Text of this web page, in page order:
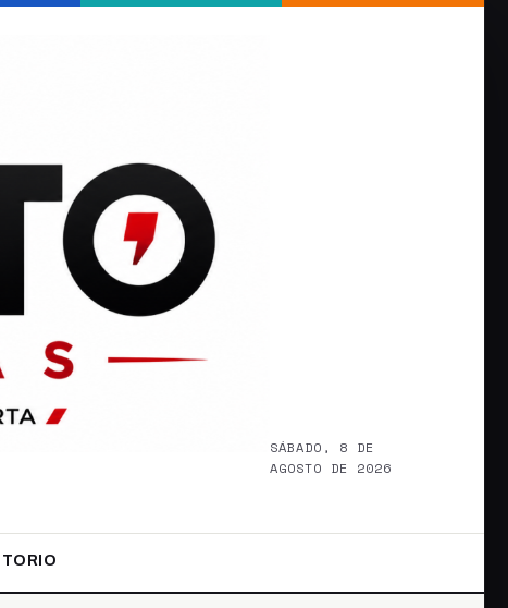
SÁBADO, 8 DE
AGOSTO DE 2026